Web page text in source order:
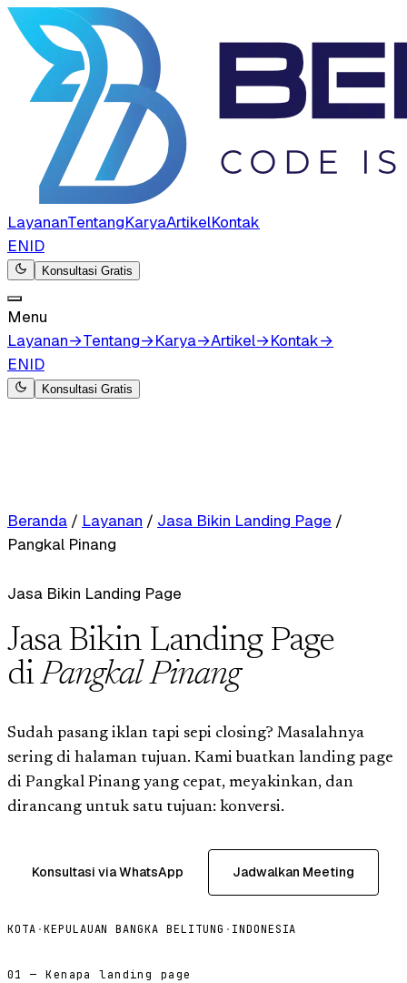
LayananTentangKaryaArtikelKontak
ENID
Konsultasi Gratis
Menu
Layanan→Tentang→Karya→Artikel→Kontak→
ENID
Konsultasi Gratis
Beranda / Layanan / Jasa Bikin Landing Page /
Pangkal Pinang
Jasa Bikin Landing Page
Jasa Bikin Landing Page
diPangkal Pinang
Sudah pasang iklan tapi sepi closing? Masalahnya
sering di halaman tujuan. Kami buatkan landing page
di Pangkal Pinang yang cepat, meyakinkan, dan
dirancang untuk satu tujuan: konversi.
Konsultasi via WhatsApp Jadwalkan Meeting
KOTA ·KEPULAUAN BANGKA BELITUNG · INDONESIA
01 — Kenapa landing page